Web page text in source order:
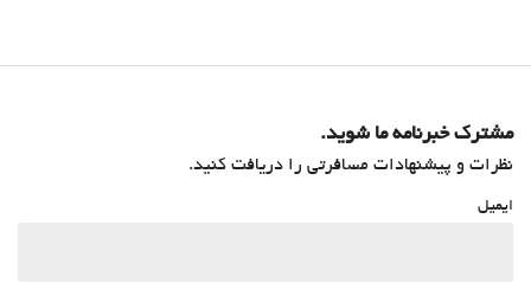
مشترک خبرنامه ما شوید.
نظرات و پیشنهادات مسافرتی را دریافت کنید.
ایمیل